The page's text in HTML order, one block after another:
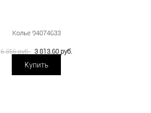
Колье 94074633
6 356 руб. 3 813.60 руб.
Купить